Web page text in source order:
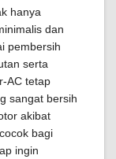
hanya
dan
pembersih
serta
AC tetap
sangat bersih
akibat
bagi
ingin